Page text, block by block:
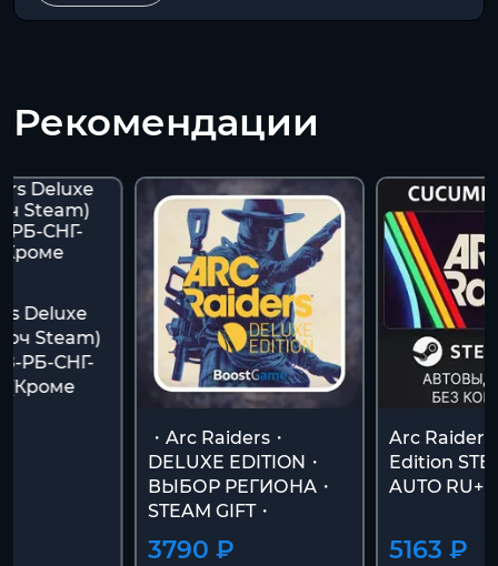
Рекомендации
Deluxe
Steam)
РБ-СНГ-
(Кроме
・Arc Raiders・
DELUXE EDITION・
ВЫБОР РЕГИОНА・
STEAM GIFT・
3790 ₽
Arc Raiders
Edition
AUTO
5163 ₽